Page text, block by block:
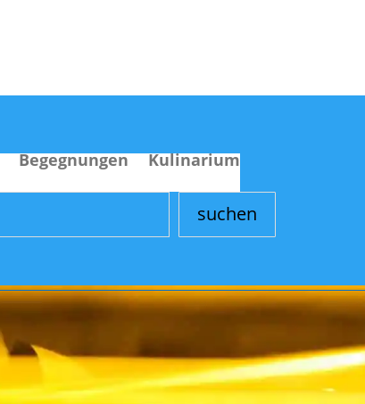
Begegnungen Kulinarium
suchen